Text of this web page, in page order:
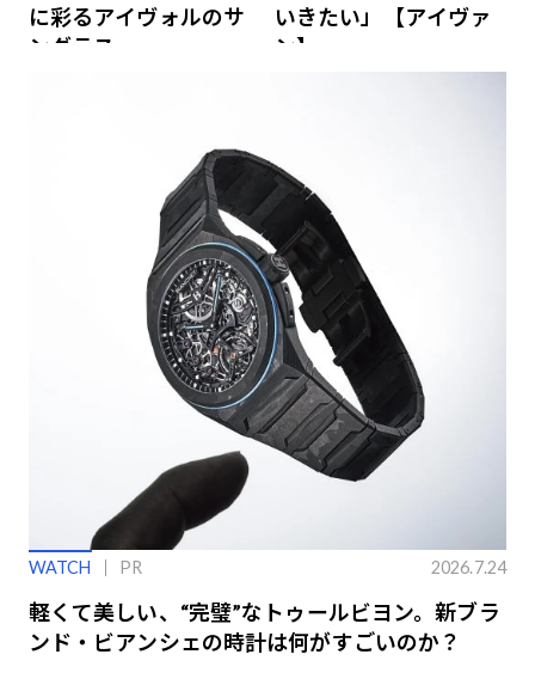
に彩るアイヴォルのサ
ングラス
いきたい」【アイヴァ
ン】
WATCH PR 2026.7.24
軽くて美しい、“完璧”なトゥールビヨン。新ブラ
ンド・ビアンシェの時計は何がすごいのか？